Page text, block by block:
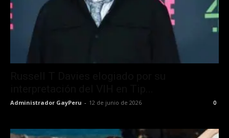
Administrador GayPeru - 12 de junio de 2026 0